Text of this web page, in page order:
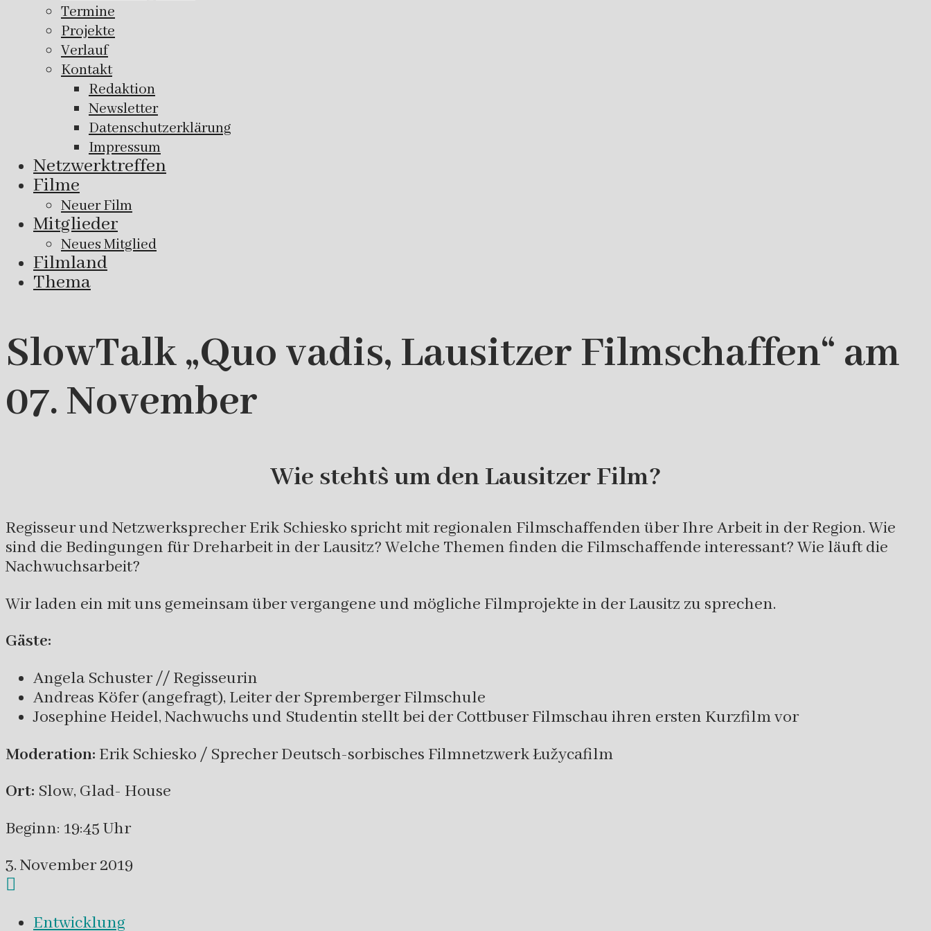
Termine
Projekte
Verlauf
Kontakt
Redaktion
Newsletter
Datenschutzerklärung
Impressum
Netzwerktreffen
Filme
Neuer Film
Mitglieder
Neues Mitglied
Filmland
Thema
SlowTalk „Quo vadis, Lausitzer Filmschaffen“ am
07. November
Wie steht`s um den Lausitzer Film?
Regisseur und Netzwerksprecher Erik Schiesko spricht mit regionalen Filmschaffenden über Ihre Arbeit in der Region. Wie
sind die Bedingungen für Dreharbeit in der Lausitz? Welche Themen finden die Filmschaffende interessant? Wie läuft die
Nachwuchsarbeit?
Wir laden ein mit uns gemeinsam über vergangene und mögliche Filmprojekte in der Lausitz zu sprechen.
Gäste:
Angela Schuster // Regisseurin
Andreas Köfer (angefragt), Leiter der Spremberger Filmschule
Josephine Heidel, Nachwuchs und Studentin stellt bei der Cottbuser Filmschau ihren ersten Kurzfilm vor
Moderation: Erik Schiesko / Sprecher Deutsch-sorbisches Filmnetzwerk Łužycafilm
Ort: Slow, Glad- House
Beginn: 19:45 Uhr
3. November 2019
Entwicklung